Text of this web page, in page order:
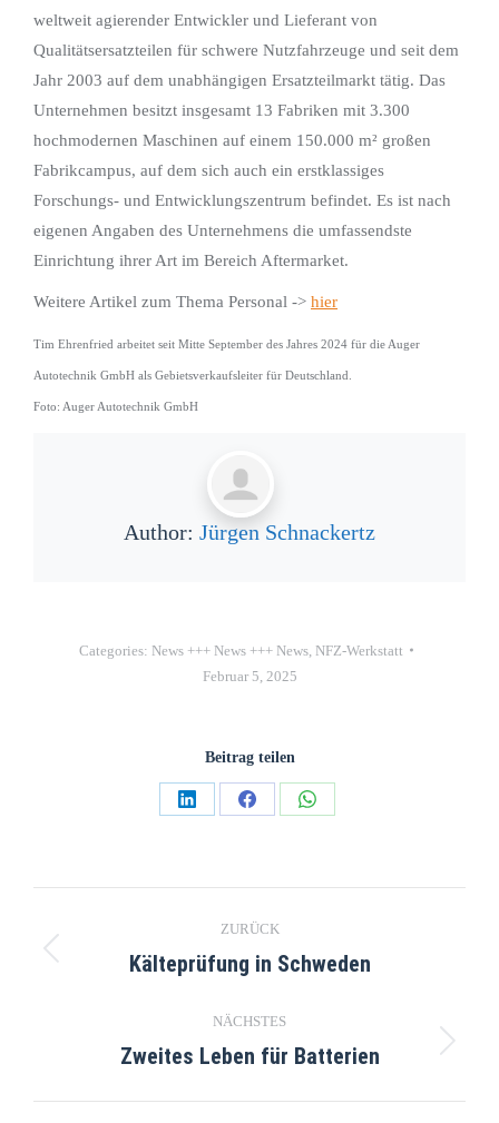
weltweit agierender Entwickler und Lieferant von
Qualitätsersatzteilen für schwere Nutzfahrzeuge und seit dem
Jahr 2003 auf dem unabhängigen Ersatzteilmarkt tätig. Das
Unternehmen besitzt insgesamt 13 Fabriken mit 3.300
hochmodernen Maschinen auf einem 150.000 m² großen
Fabrikcampus, auf dem sich auch ein erstklassiges
Forschungs- und Entwicklungszentrum befindet. Es ist nach
eigenen Angaben des Unternehmens die umfassendste
Einrichtung ihrer Art im Bereich Aftermarket.
Weitere Artikel zum Thema Personal -> hier
Tim Ehrenfried arbeitet seit Mitte September des Jahres 2024 für die Auger
Autotechnik GmbH als Gebietsverkaufsleiter für Deutschland.
Foto: Auger Autotechnik GmbH
Author: Jürgen Schnackertz
Categories: News +++ News +++ News NFZ-Werkstatt
Februar 5, 2025
Beitrag teilen
ZURÜCK
Kälteprüfung in Schweden
NÄCHSTES
Zweites Leben für Batterien